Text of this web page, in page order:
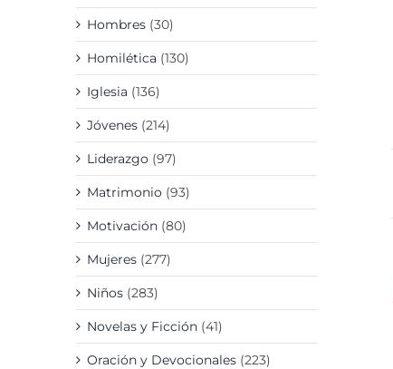
Hombres (30)
Homilética (130)
Iglesia (136)
Jóvenes (214)
Liderazgo (97)
Matrimonio (93)
Motivación (80)
Mujeres (277)
Niños (283)
Novelas y Ficción (41)
Oración y Devocionales (223)